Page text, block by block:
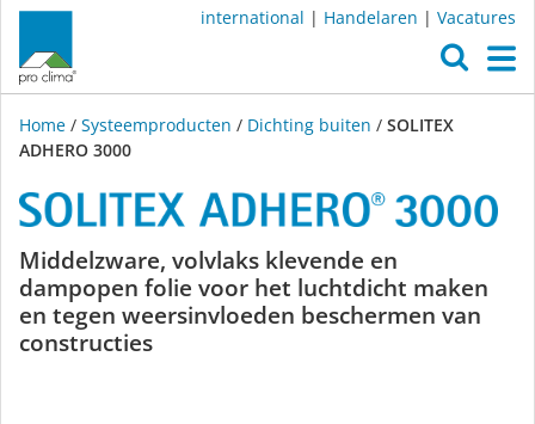
international | Handelaren | Vacatures
Home / Systeemproducten / Dichting buiten / SOLITEX
ADHERO 3000
SOLITEX
ADHERO
Middelzware, volvlaks klevende en
dampopen folie voor het luchtdicht maken
en tegen weersinvloeden beschermen van
constructies